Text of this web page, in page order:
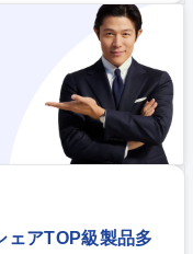
ンシャルグループ
ェアTOP級製品多